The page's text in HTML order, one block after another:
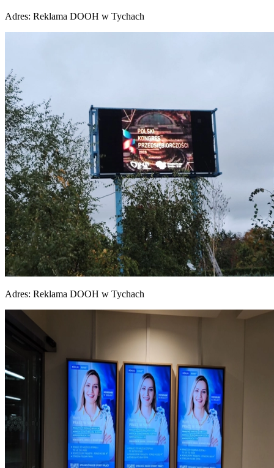
Adres: Reklama DOOH w Tychach
Adres: Reklama DOOH w Tychach